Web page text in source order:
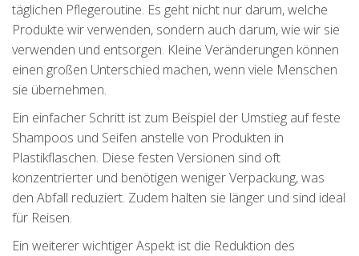
täglichen Pflegeroutine. Es geht nicht nur darum, welche
Produkte wir verwenden, sondern auch darum, wie wir sie
verwenden und entsorgen. Kleine Veränderungen können
einen großen Unterschied machen, wenn viele Menschen
sie übernehmen.
Ein einfacher Schritt ist zum Beispiel der Umstieg auf feste
Shampoos und Seifen anstelle von Produkten in
Plastikflaschen. Diese festen Versionen sind oft
konzentrierter und benötigen weniger Verpackung, was
den Abfall reduziert. Zudem halten sie länger und sind ideal
für Reisen.
Ein weiterer wichtiger Aspekt ist die Reduktion des